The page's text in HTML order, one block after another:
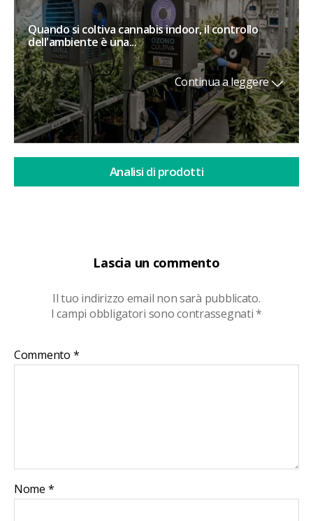
Lascia un commento
Il tuo indirizzo email non sarà pubblicato.
I campi obbligatori sono contrassegnati*
Commento *
Nome *
Quando si coltiva cannabis indoor, il controllo
dell'ambiente è una...
Continua a leggere
Analisi di prodotti